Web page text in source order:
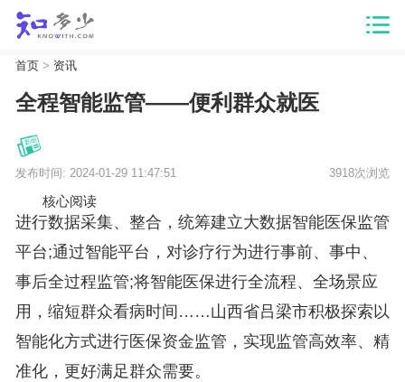
首页> 资讯
全程智能监管——便利群众就医
发布时间: 2024-01-29 11:47:51 3918次浏览
核心阅读
进行数据采集、整合，统筹建立大数据智能医保监管
平台;通过智能平台，对诊疗行为进行事前、事中、
事后全过程监管;将智能医保进行全流程、全场景应
用，缩短群众看病时间……山西省吕梁市积极探索以
智能化方式进行医保资金监管，实现监管高效率、精
准化，更好满足群众需要。